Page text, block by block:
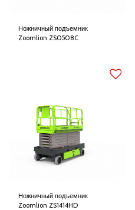
Ножничный подъемник
Zoomlion ZS0508C
Ножничный подъемник
Zoomlion ZS1414HD